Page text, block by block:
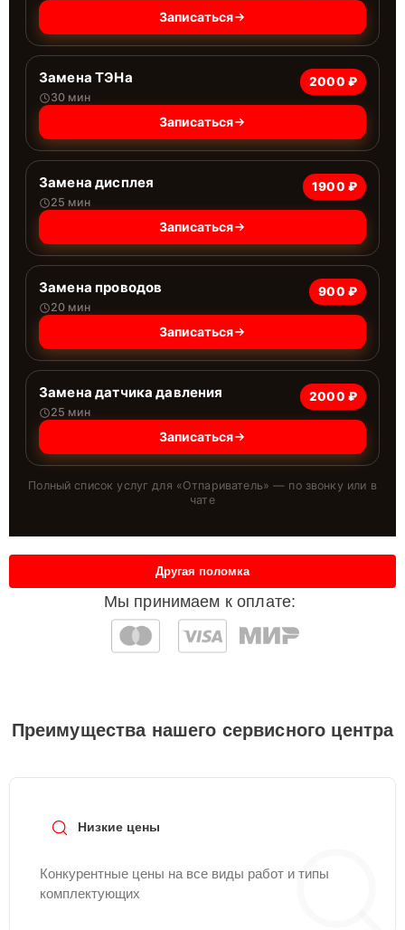
Записаться
Замена ТЭНа
30 мин
2000 ₽
Записаться
Замена дисплея
25 мин
1900 ₽
Записаться
Замена проводов
20 мин
900 ₽
Записаться
Замена датчика давления
25 мин
2000 ₽
Записаться
Полный список услуг для «Отпариватель» — по звонку или в
чате
Мы принимаем к оплате:
Другая поломка
Преимущества нашего сервисного центра
Низкие цены
Конкурентные цены на все виды работ и типы
комплектующих